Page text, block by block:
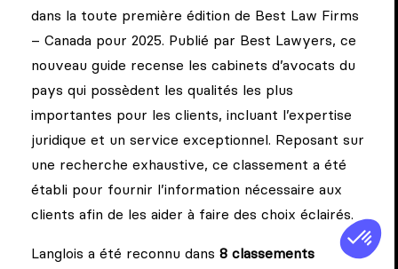
dans la toute première édition de Best Law Firms
– Canada pour 2025. Publié par Best Lawyers, ce
nouveau guide recense les cabinets d’avocats du
pays qui possèdent les qualités les plus
importantes pour les clients, incluant l’expertise
juridique et un service exceptionnel. Reposant sur
une recherche exhaustive, ce classement a été
établi pour fournir l’information nécessaire aux
clients afin de les aider à faire des choix éclairés.
Langlois a été reconnu dans 8 classements